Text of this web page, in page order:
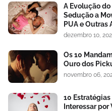
A Evolução
Sedução a
PUA e Outras
dezembro 10,
Os 10
Ouro dos
novembro 06,
10
Interessar por